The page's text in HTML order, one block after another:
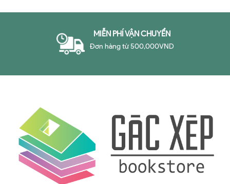
MIỄN PHÍ VẬN CHUYỂN
Đơn hàng từ 500,000VND